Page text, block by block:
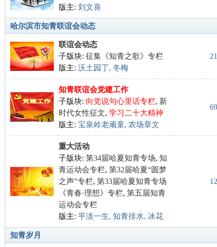
北
大
版主: 刘文喜
哈尔滨市知青联谊会动态
联谊会动态
子版块: 征集《知青之歌》专栏
版主: 沃土园丁, 冬梅
知青联谊会党建工作
子版块: 向党说句心里话专栏, 新
时代女性征文, 学习二十大精神
版主: 宝泉岭老顽童, 农场章文
重大活动
子版块: 第34届哈夏知青专场, 知
青运动会专栏, 第32届哈夏“圆梦
之声”专栏, 第33届哈夏知青专场
《青春·理想》专栏, 第五届知青
运动会专栏
版主: 平淡一生, 知青排水, 冰花
知青岁月